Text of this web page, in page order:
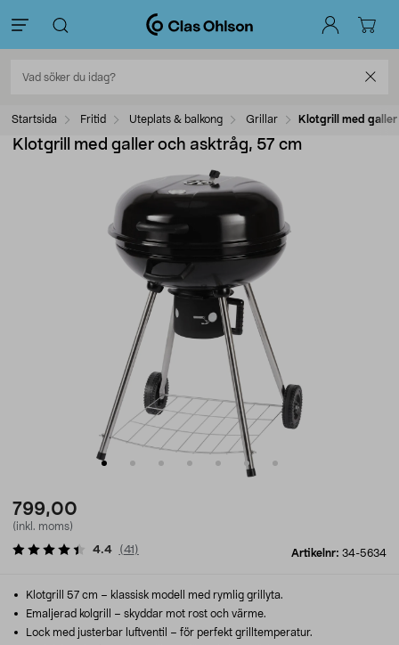
Startsida Fritid Uteplats & balkong Grillar Klotgrill med
Klotgrill med galler och asktråg, 57 cm
799,00
(inkl. moms)
Artikelnr: 34-5634
4.4 (41 )
Klotgrill 57 cm – klassisk modell med rymlig grillyta.
Emaljerad kolgrill – skyddar mot rost och värme.
Lock med justerbar luftventil – för perfekt grilltemperatur.